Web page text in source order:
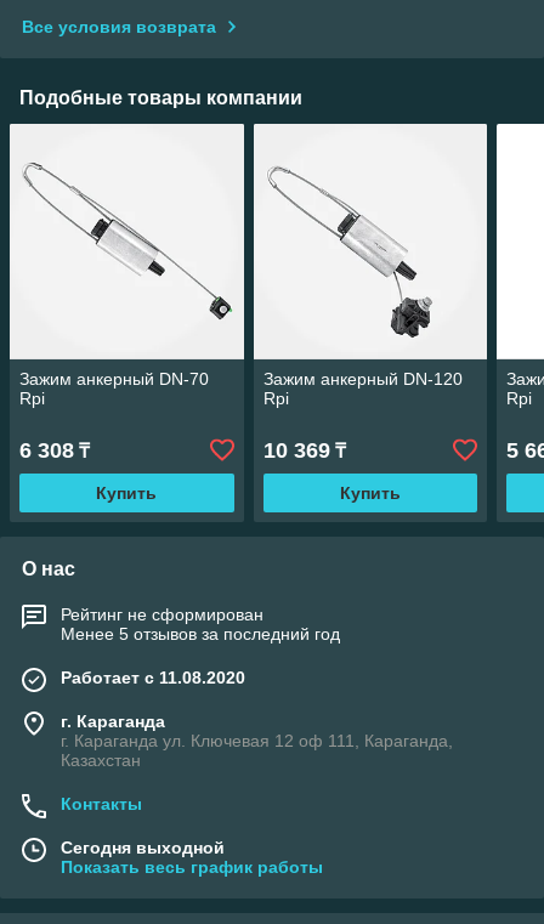
Все условия возврата
Подобные товары компании
Зажим анкерный DN-70
Rpi
6 308 ₸
Купить
Зажим анкерный DN-120
Rpi
10 369₸
Купить
Rpi
5
О нас
Рейтинг не сформирован
Менее 5 отзывов за последний год
Работает с 11.08.2020
г. Караганда
г. Караганда ул. Ключевая 12 оф 111, Караганда,
Казахстан
Контакты
Сегодня выходной
Показать весь график работы